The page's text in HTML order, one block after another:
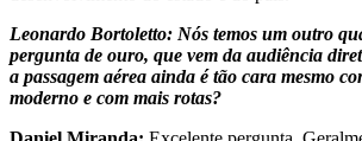
Leonardo Bortoletto: Nós temos um outro
pergunta de ouro, que vem da audiência
a passagem aérea ainda é tão cara mesmo
moderno e com mais rotas?